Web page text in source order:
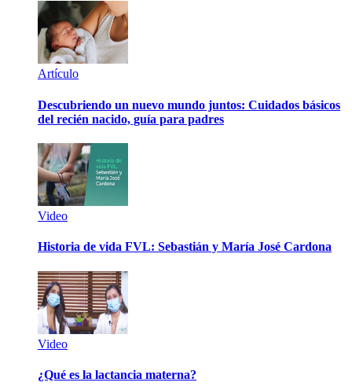
Artículo
Descubriendo un nuevo mundo juntos: Cuidados básicos
del recién nacido, guía para padres
Video
Historia de vida FVL: Sebastián y María José Cardona
Video
¿Qué es la lactancia materna?